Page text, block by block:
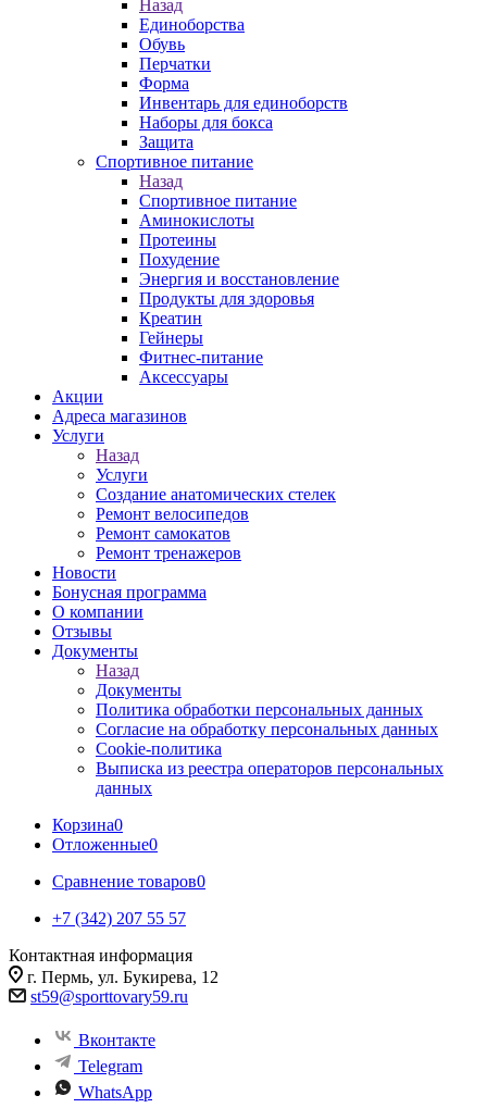
Назад
Единоборства
Обувь
Перчатки
Форма
Инвентарь для единоборств
Наборы для бокса
Защита
Спортивное питание
Назад
Спортивное питание
Аминокислоты
Протеины
Похудение
Энергия и восстановление
Продукты для здоровья
Креатин
Гейнеры
Фитнес-питание
Аксессуары
Акции
Адреса магазинов
Услуги
Назад
Услуги
Создание анатомических стелек
Ремонт велосипедов
Ремонт самокатов
Ремонт тренажеров
Новости
Бонусная программа
О компании
Отзывы
Документы
Назад
Документы
Политика обработки персональных данных
Согласие на обработку персональных данных
Cookie-политика
Выписка из реестра операторов персональных
данных
Корзина0
Отложенные0
Сравнение товаров0
+7 (342) 207 55 57
Контактная информация
г. Пермь, ул. Букирева, 12
st59@sporttovary59.ru
Вконтакте
Telegram
WhatsApp